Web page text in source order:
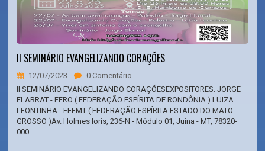
​II SEMINÁRIO EVANGELIZANDO CORAÇÕES
12/07/2023
0 Comentário
II SEMINÁRIO EVANGELIZANDO CORAÇÕESEXPOSITORES: JORGE
ELARRAT - FERO ( FEDERAÇÃO ESPÍRITA DE RONDÔNIA ) LUIZA
LEONTINHA - FEEMT ( FEDERAÇÃO ESPÍRITA ESTADO DO MATO
GROSSO )Av. Holmes Ioris, 236-N - Módulo 01, Juína - MT, 78320-
000...